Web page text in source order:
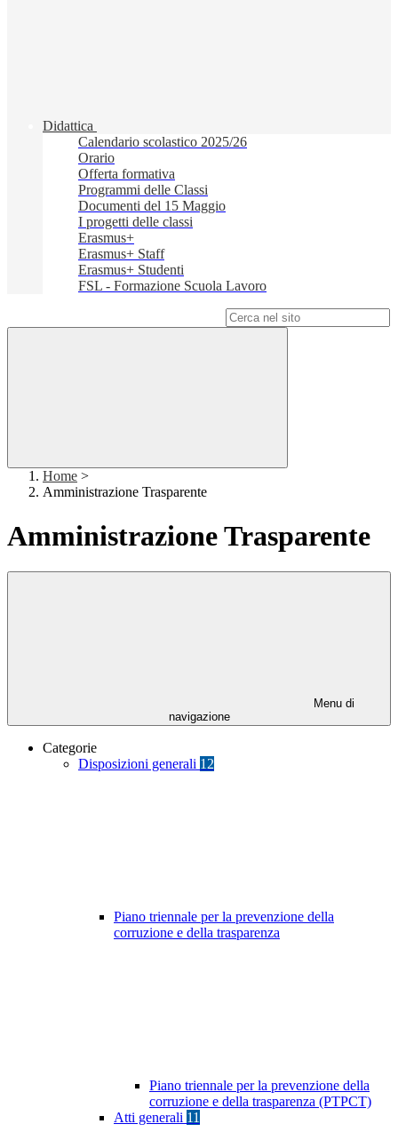
Didattica
Calendario scolastico 2025/26
Orario
Offerta formativa
Programmi delle Classi
Documenti del 15 Maggio
I progetti delle classi
Erasmus+
Erasmus+ Staff
Erasmus+ Studenti
FSL - Formazione Scuola Lavoro
Home >
Amministrazione Trasparente
Amministrazione Trasparente
Menu di
navigazione
Categorie
Disposizioni generali 12
Piano triennale per la prevenzione della
corruzione e della trasparenza
Piano triennale per la prevenzione della
corruzione e della trasparenza (PTPCT)
Atti generali 11